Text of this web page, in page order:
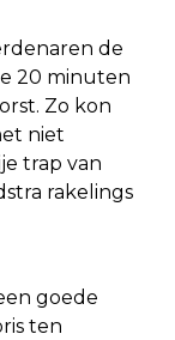
de
20 minuten
Zo kon
niet
trap van
rakelings
goede
ten